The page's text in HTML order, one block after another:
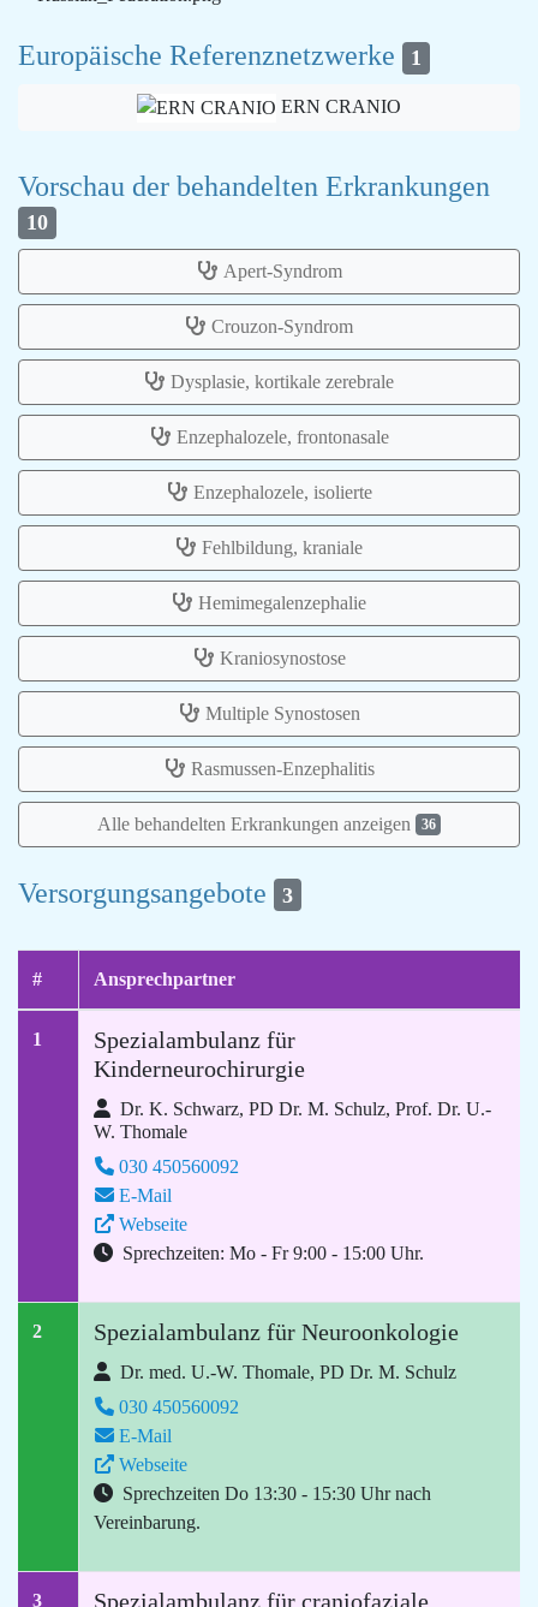
Europäische Referenznetzwerke 1
ERN CRANIO
Vorschau der behandelten Erkrankungen
10
Apert-Syndrom
Crouzon-Syndrom
Dysplasie, kortikale zerebrale
Enzephalozele, frontonasale
Enzephalozele, isolierte
Fehlbildung, kraniale
Hemimegalenzephalie
Kraniosynostose
Multiple Synostosen
Rasmussen-Enzephalitis
Alle behandelten Erkrankungen anzeigen 36
Versorgungsangebote 3
# Ansprechpartner
1
Spezialambulanz für
Kinderneurochirurgie
Dr. K. Schwarz, PD Dr. M. Schulz, Prof. Dr. U.-
W. Thomale
030 450560092
E-Mail
Webseite
Sprechzeiten: Mo - Fr 9:00 - 15:00 Uhr.
2 Spezialambulanz für Neuroonkologie
Dr. med. U.-W. Thomale, PD Dr. M. Schulz
030 450560092
E-Mail
Webseite
Sprechzeiten Do 13:30 - 15:30 Uhr nach
Vereinbarung.
3
Spezialambulanz für craniofaziale